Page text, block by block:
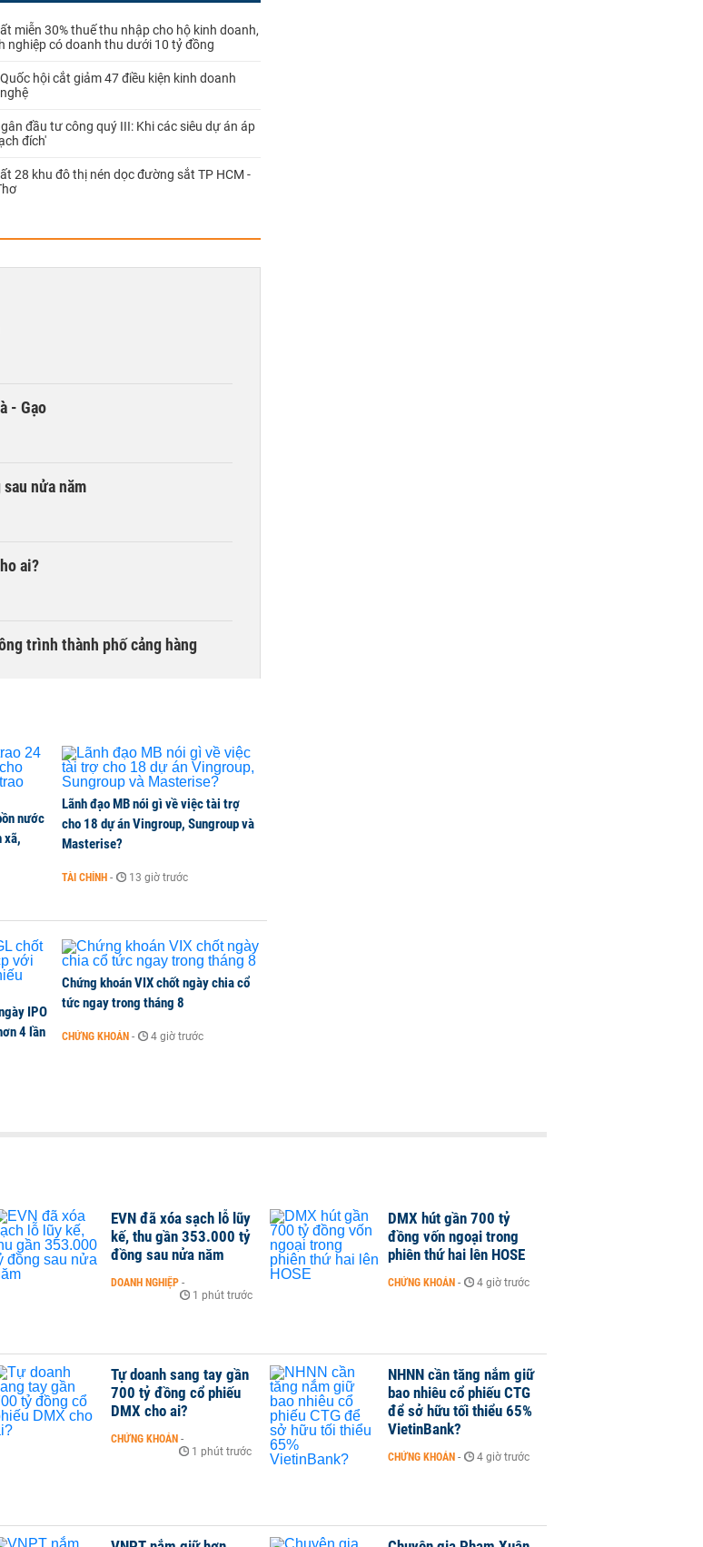
miễn 30% thuế thu nhập cho hộ kinh doanh,
nghiệp có doanh thu dưới 10 tỷ đồng
hội cắt giảm 47 điều kiện kinh doanh
đầu tư công quý III: Khi các siêu dự án áp
đích'
28 khu đô thị nén dọc đường sắt TP HCM -
- Gạo
nửa năm
ai?
trình thành phố cảng hàng
trình đóng BHXH bắt buộc
nước
xã,
Lãnh đạo MB nói gì về việc tài trợ
cho 18 dự án Vingroup, Sungroup và
Masterise?
TÀI CHÍNH - 13 giờ trước
IPO
4 lần
Chứng khoán VIX chốt ngày chia cổ
tức ngay trong tháng 8
CHỨNG KHOÁN - 4 giờ trước
EVN đã xóa sạch lỗ lũy
kế, thu gần 353.000 tỷ
đồng sau nửa năm
DOANH NGHIỆP -
1 phút trước
DMX hút gần 700 tỷ
đồng vốn ngoại trong
phiên thứ hai lên HOSE
CHỨNG KHOÁN - 4 giờ trước
Tự doanh sang tay gần
700 tỷ đồng cổ phiếu
DMX cho ai?
CHỨNG KHOÁN -
1 phút trước
NHNN cần tăng nắm giữ
bao nhiêu cổ phiếu CTG
để sở hữu tối thiểu 65%
VietinBank?
CHỨNG KHOÁN - 4 giờ trước